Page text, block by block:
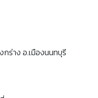
าง อ.เมืองนนทบุรี